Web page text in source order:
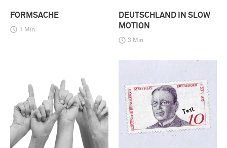
FORMSACHE
1 Min
DEUTSCHLAND IN SLOW
MOTION
3 Min